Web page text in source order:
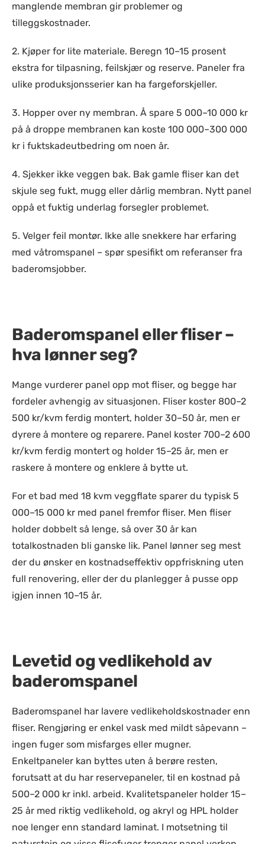
manglende membran gir problemer og
tilleggskostnader.
2. Kjøper for lite materiale. Beregn 10–15 prosent
ekstra for tilpasning, feilskjær og reserve. Paneler fra
ulike produksjonsserier kan ha fargeforskjeller.
3. Hopper over ny membran. Å spare 5 000–10 000 kr
på å droppe membranen kan koste 100 000–300 000
kr i fuktskadeutbedring om noen år.
4. Sjekker ikke veggen bak. Bak gamle fliser kan det
skjule seg fukt, mugg eller dårlig membran. Nytt panel
oppå et fuktig underlag forsegler problemet.
5. Velger feil montør. Ikke alle snekkere har erfaring
med våtromspanel – spør spesifikt om referanser fra
baderomsjobber.
Baderomspanel eller fliser –
hva lønner seg?
Mange vurderer panel opp mot fliser, og begge har
fordeler avhengig av situasjonen. Fliser koster 800–2
500 kr/kvm ferdig montert, holder 30–50 år, men er
dyrere å montere og reparere. Panel koster 700–2 600
kr/kvm ferdig montert og holder 15–25 år, men er
raskere å montere og enklere å bytte ut.
For et bad med 18 kvm veggflate sparer du typisk 5
000–15 000 kr med panel fremfor fliser. Men fliser
holder dobbelt så lenge, så over 30 år kan
totalkostnaden bli ganske lik. Panel lønner seg mest
der du ønsker en kostnadseffektiv oppfriskning uten
full renovering, eller der du planlegger å pusse opp
igjen innen 10–15 år.
Levetid og vedlikehold av
baderomspanel
Baderomspanel har lavere vedlikeholdskostnader enn
fliser. Rengjøring er enkel vask med mildt såpevann –
ingen fuger som misfarges eller mugner.
Enkeltpaneler kan byttes uten å berøre resten,
forutsatt at du har reservepaneler, til en kostnad på
500–2 000 kr inkl. arbeid. Kvalitetspaneler holder 15–
25 år med riktig vedlikehold, og akryl og HPL holder
noe lenger enn standard laminat. I motsetning til